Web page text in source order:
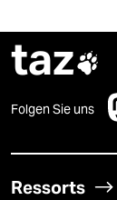
taz
Folgen Sie uns
Ressorts